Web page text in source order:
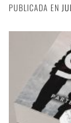
PUBLICADA EN